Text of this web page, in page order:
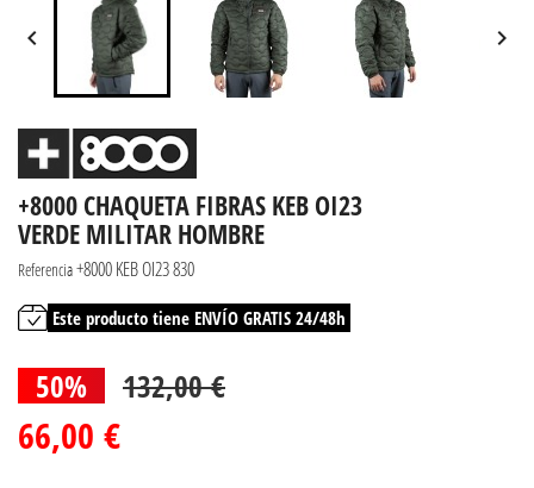
 
+8000 CHAQUETA FIBRAS KEB OI23
VERDE MILITAR HOMBRE
Referencia+8000 KEB OI23 830
Este producto tiene ENVÍO GRATIS 24/48h
50% 132,00 €
66,00 €